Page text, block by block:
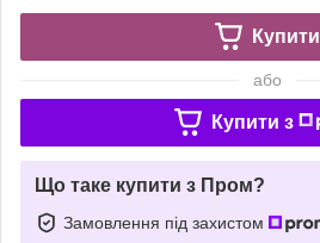
Купити
або
Купити з
Що таке купити з Пром?
Замовлення під захистом